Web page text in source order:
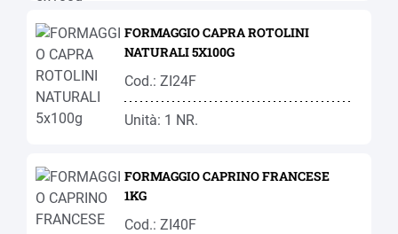
FORMAGGIO CAPRA ROTOLINI
NATURALI 5X100G
Cod.: ZI24F
Unità: 1 NR.
FORMAGGIO CAPRINO FRANCESE
1KG
Cod.: ZI40F